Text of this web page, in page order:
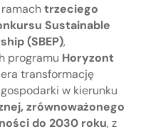
trzeciego
Sustainable
(SBEP),
programu Horyzont
transformację
w kierunku
zrównoważonego
do 2030 roku, z